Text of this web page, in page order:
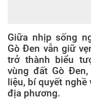
Giữa nhịp sống
Gò Đen vẫn giữ
trở thành biểu
vùng đất Gò
liệu, bí quyết
địa phương.